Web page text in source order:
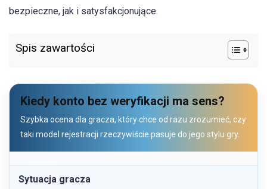
bezpieczne, jak i satysfakcjonujące.
Spis zawartości
Kiedy konto bez weryfikacji ma sens?
Szybka ocena dla gracza, który chce od razu zrozumieć, czy
taki model rejestracji rzeczywiście pasuje do jego stylu gry.
Sytuacja gracza